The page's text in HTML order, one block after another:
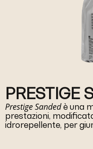
PRESTIGE
Prestige Sandedè una
prestazioni,
idrorepellente, per